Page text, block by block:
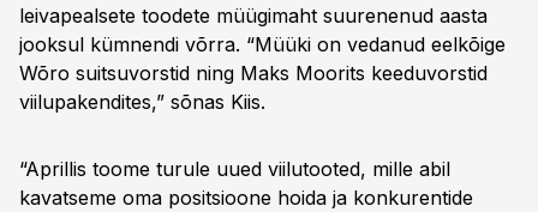
leivapealsete toodete müügimaht suurenenud aasta
jooksul kümnendi võrra. “Müüki on vedanud eelkõige
Wõro suitsuvorstid ning Maks Moorits keeduvorstid
viilupakendites,” sõnas Kiis.
“Aprillis toome turule uued viilutooted, mille abil
kavatseme oma positsioone hoida ja konkurentide